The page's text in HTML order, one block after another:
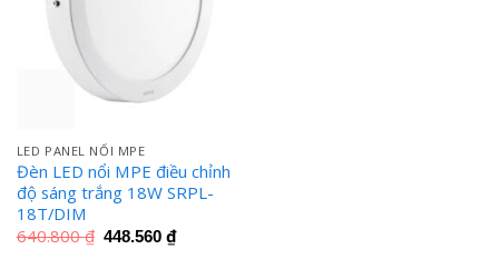
LED PANEL NỔI MPE
Đèn LED nổi MPE điều chỉnh
độ sáng trắng 18W SRPL-
18T/DIM
640.800₫ Giá
448.560₫Giá